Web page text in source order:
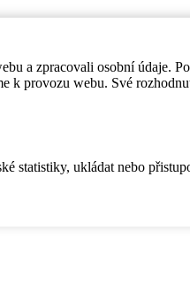
a zpracovali osobní údaje.
k provozu webu. Své
statistiky, ukládat nebo